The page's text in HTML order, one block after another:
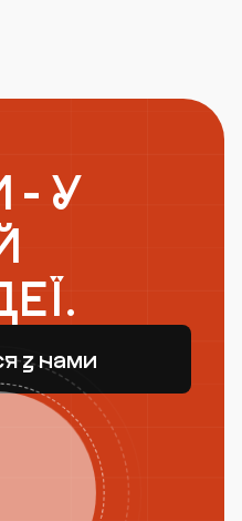
- У
з нами